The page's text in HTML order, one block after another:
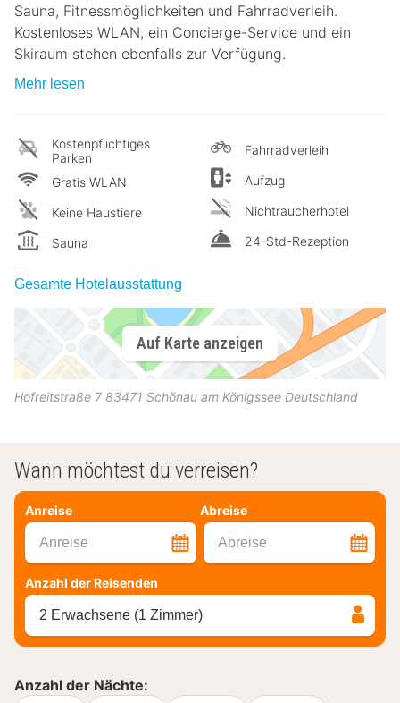
Sauna, Fitnessmöglichkeiten und Fahrradverleih.
Kostenloses WLAN, ein Concierge-Service und ein
Skiraum stehen ebenfalls zur Verfügung.
Mehr lesen
Kostenpflichtiges
Parken
Gratis WLAN
Keine Haustiere
Sauna
Fahrradverleih
Aufzug
Nichtraucherhotel
24-Std-Rezeption
Gesamte Hotelausstattung
Auf Karte anzeigen
Hofreitstraße 7 83471 Schönau am Königssee Deutschland
Wann möchtest du verreisen?
Anreise Abreise
Anreise Abreise
Anzahl der Reisenden
2 Erwachsene (1 Zimmer)
Anzahl der Nächte: